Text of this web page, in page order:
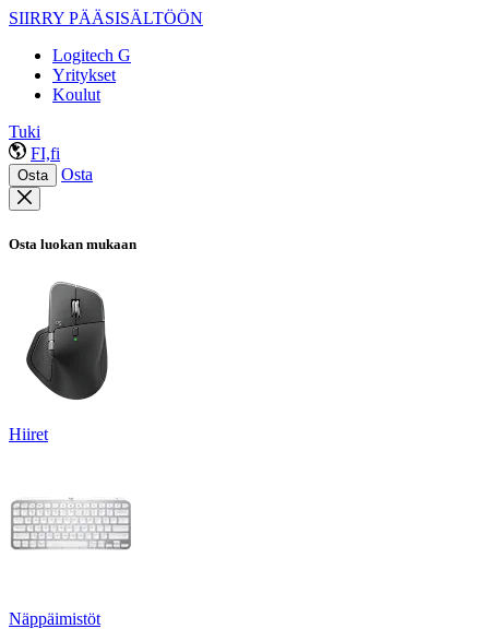
SIIRRY PÄÄSISÄLTÖÖN
Logitech G
Yritykset
Koulut
Tuki
FI,fi
Osta Osta
Osta luokan mukaan
Hiiret
Näppäimistöt